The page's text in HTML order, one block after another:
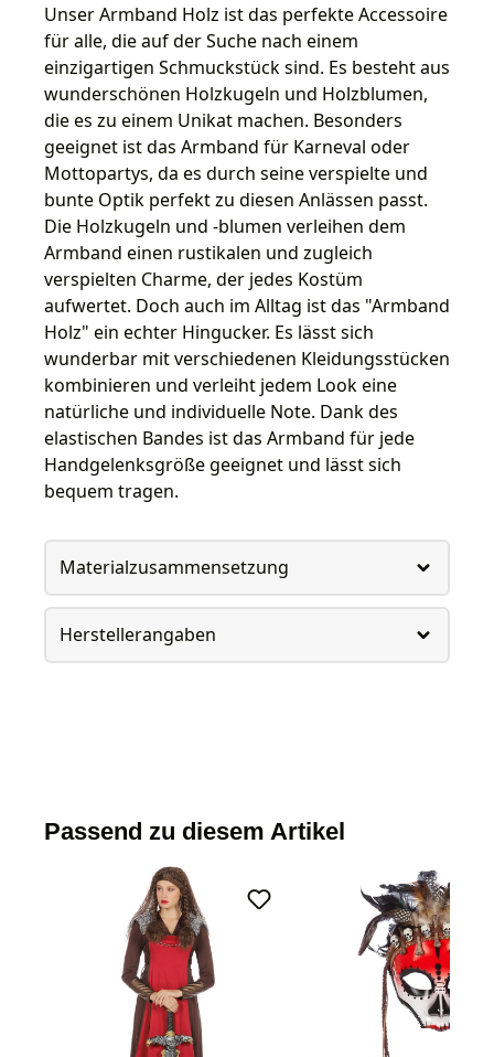
Unser Armband Holz ist das perfekte Accessoire
für alle, die auf der Suche nach einem
einzigartigen Schmuckstück sind. Es besteht aus
wunderschönen Holzkugeln und Holzblumen,
die es zu einem Unikat machen. Besonders
geeignet ist das Armband für Karneval oder
Mottopartys, da es durch seine verspielte und
bunte Optik perfekt zu diesen Anlässen passt.
Die Holzkugeln und -blumen verleihen dem
Armband einen rustikalen und zugleich
verspielten Charme, der jedes Kostüm
aufwertet. Doch auch im Alltag ist das "Armband
Holz" ein echter Hingucker. Es lässt sich
wunderbar mit verschiedenen Kleidungsstücken
kombinieren und verleiht jedem Look eine
natürliche und individuelle Note. Dank des
elastischen Bandes ist das Armband für jede
Handgelenksgröße geeignet und lässt sich
bequem tragen.
Materialzusammensetzung
Herstellerangaben
Passend zu diesem Artikel